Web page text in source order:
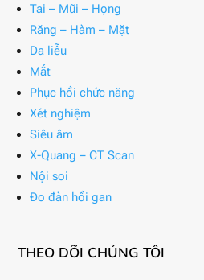
Tai – Mũi – Họng
Răng – Hàm – Mặt
Da liễu
Mắt
Phục hồi chức năng
Xét nghiệm
Siêu âm
X-Quang – CT Scan
Nội soi
Đo đàn hồi gan
THEO DÕI CHÚNG TÔI